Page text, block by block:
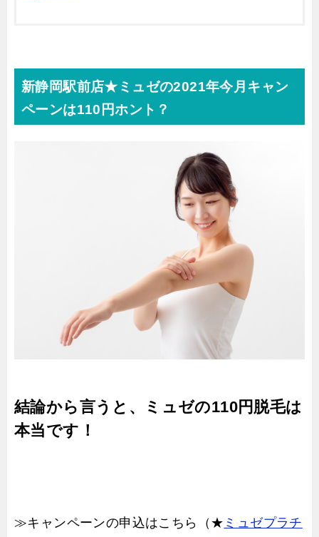
新静岡駅前店★ミュゼの2021年今月キャン
ペーンは110円ホント？
結論から言うと、ミュゼの110円脱毛は
本当です！
≫キャンペーンの申込はこちら（★ ミュゼプラチ